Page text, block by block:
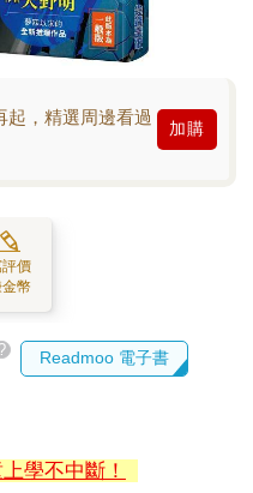
，精選周邊看過
加購
評價
金幣
? Readmoo 電子書
學不中斷！